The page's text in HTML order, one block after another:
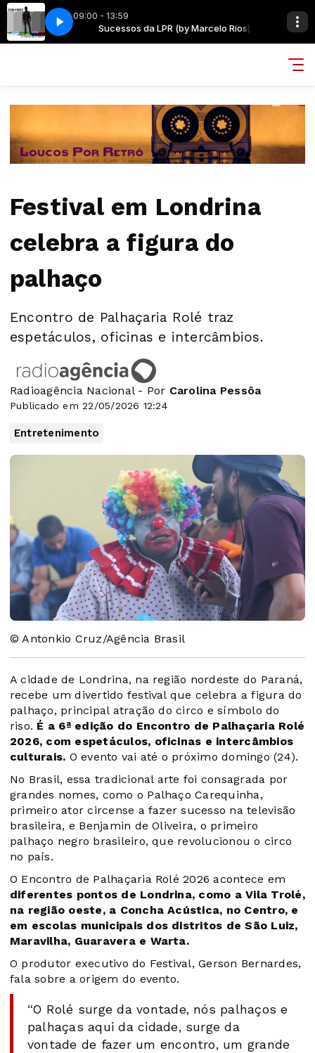
09:00 - 13:59
Rios) Sucessos da LPR (by Marcelo Rios)
THE THE - THIS IS THE DAY
Festival em Londrina
celebra a figura do
palhaço
Encontro de Palhaçaria Rolé traz
espetáculos, oficinas e intercâmbios.
Radioagência Nacional - Por Carolina Pessôa
Publicado em 22/05/2026 12:24
Entretenimento
© Antonkio Cruz/Agência Brasil
A cidade de Londrina, na região nordeste do Paraná,
recebe um divertido festival que celebra a figura do
palhaço, principal atração do circo e símbolo do
riso. É a 6ª edição do Encontro de Palhaçaria Rolé
2026, com espetáculos, oficinas e intercâmbios
culturais. O evento vai até o próximo domingo (24).
No Brasil, essa tradicional arte foi consagrada por
grandes nomes, como o Palhaço Carequinha,
primeiro ator circense a fazer sucesso na televisão
brasileira, e Benjamin de Oliveira, o primeiro
palhaço negro brasileiro, que revolucionou o circo
no país.
O Encontro de Palhaçaria Rolé 2026 acontece em
diferentes pontos de Londrina, como a Vila Trolé,
na região oeste, a Concha Acústica, no Centro, e
em escolas municipais dos distritos de São Luiz,
Maravilha, Guaravera e Warta.
O produtor executivo do Festival, Gerson Bernardes,
fala sobre a origem do evento.
“O Rolé surge da vontade, nós palhaços e
palhaças aqui da cidade, surge da
vontade de fazer um encontro, um grande